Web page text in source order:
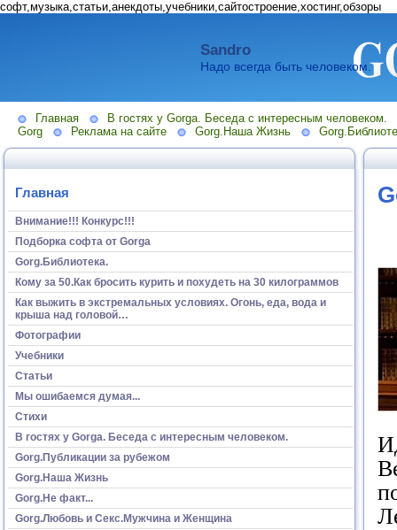
софт,музыка,статьи,анекдоты,учебники,сайтостроение,хостинг,обзоры
Sandro
Надо всегда быть человеком.
Главная
В гостях у Gorga. Беседа с интересным человеком.
Gorg
Реклама на сайте Gorg.Наша Жизнь
Главная
Внимание!!! Конкурс!!!
Подборка софта от Gorga
Gorg.Библиотека.
Кому за 50.Как бросить курить и похудеть на 30 килограммов
Как выжить в экстремальных условиях. Огонь, еда, вода и
крыша над головой…
Фотографии
Учебники
Статьи
Мы ошибаемся думая...
Стихи
В гостях у Gorga. Беседа с интересным человеком.
Gorg.Публикации за рубежом
Gorg.Наша Жизнь
Gorg.Не факт...
Gorg.Любовь и Секс.Мужчина и Женщина